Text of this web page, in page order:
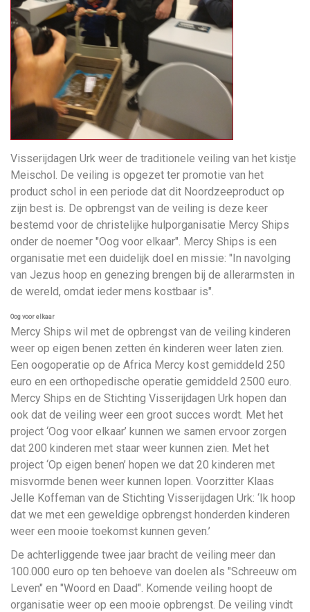
Visserijdagen Urk weer de traditionele veiling van het kistje
Meischol. De veiling is opgezet ter promotie van het
product schol in een periode dat dit Noordzeeproduct op
zijn best is. De opbrengst van de veiling is deze keer
bestemd voor de christelijke hulporganisatie Mercy Ships
onder de noemer "Oog voor elkaar". Mercy Ships is een
organisatie met een duidelijk doel en missie: "In navolging
van Jezus hoop en genezing brengen bij de allerarmsten in
de wereld, omdat ieder mens kostbaar is".
Oog voor elkaar
Mercy Ships wil met de opbrengst van de veiling kinderen
weer op eigen benen zetten én kinderen weer laten zien.
Een oogoperatie op de Africa Mercy kost gemiddeld 250
euro en een orthopedische operatie gemiddeld 2500 euro.
Mercy Ships en de Stichting Visserijdagen Urk hopen dan
ook dat de veiling weer een groot succes wordt. Met het
project ‘Oog voor elkaar’ kunnen we samen ervoor zorgen
dat 200 kinderen met staar weer kunnen zien. Met het
project ‘Op eigen benen’ hopen we dat 20 kinderen met
misvormde benen weer kunnen lopen. Voorzitter Klaas
Jelle Koffeman van de Stichting Visserijdagen Urk: ‘Ik hoop
dat we met een geweldige opbrengst honderden kinderen
weer een mooie toekomst kunnen geven.’
De achterliggende twee jaar bracht de veiling meer dan
100.000 euro op ten behoeve van doelen als "Schreeuw om
Leven" en "Woord en Daad". Komende veiling hoopt de
organisatie weer op een mooie opbrengst. De veiling vindt